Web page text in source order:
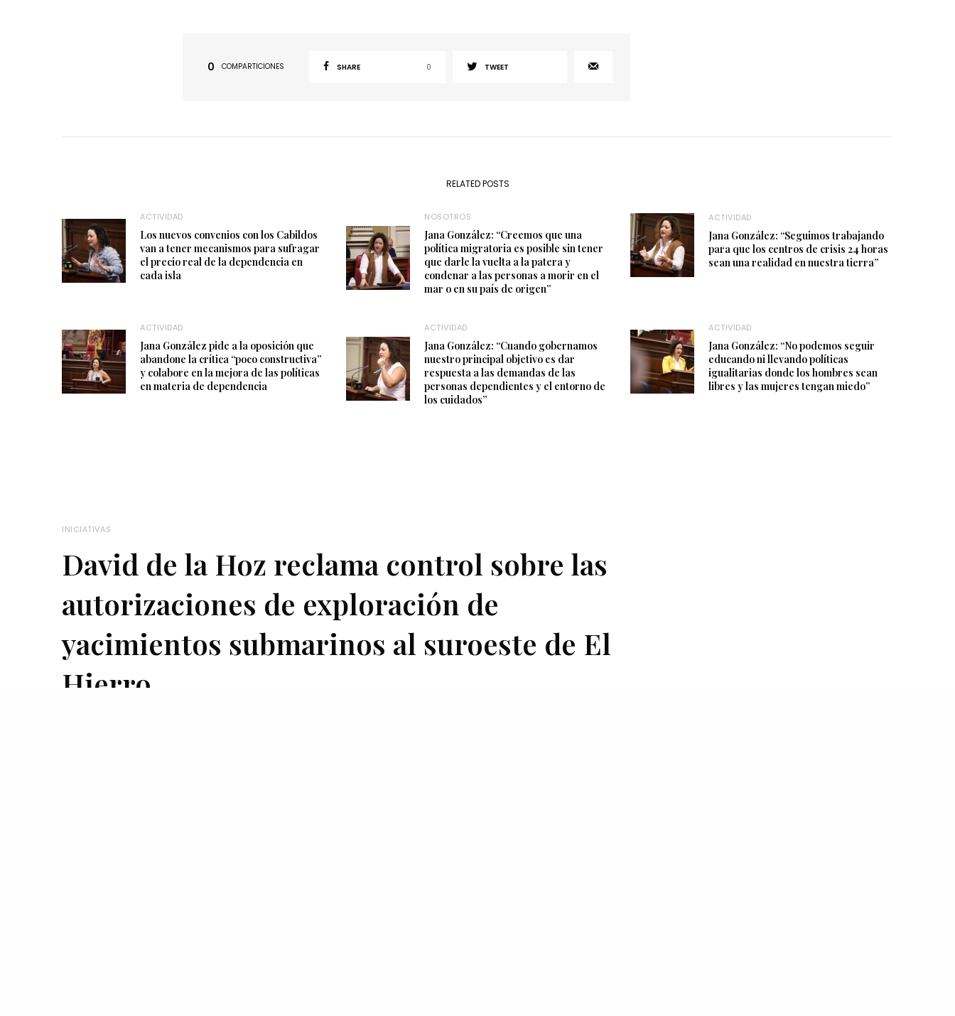
0 COMPARTICIONES SHARE 0 TWEET
RELATED POSTS
ACTIVIDAD
Los nuevos convenios con los Cabildos
van a tener mecanismos para sufragar
el precio real de la dependencia en
cada isla
NOSOTROS
Jana González: “Creemos que una
política migratoria es posible sin tener
que darle la vuelta a la patera y
condenar a las personas a morir en el
mar o en su país de origen”
ACTIVIDAD
Jana González: “Seguimos trabajando
para que los centros de crisis 24 horas
sean una realidad en nuestra tierra”
ACTIVIDAD
Jana González pide a la oposición que
abandone la crítica “poco constructiva”
y colabore en la mejora de las políticas
en materia de dependencia
ACTIVIDAD
Jana González: “Cuando gobernamos
nuestro principal objetivo es dar
respuesta a las demandas de las
personas dependientes y el entorno de
los cuidados”
ACTIVIDAD
Jana González: “No podemos seguir
educando ni llevando políticas
igualitarias donde los hombres sean
libres y las mujeres tengan miedo”
INICIATIVAS
David de la Hoz reclama control sobre las
autorizaciones de exploración de
yacimientos submarinos al suroeste de El
Hierro